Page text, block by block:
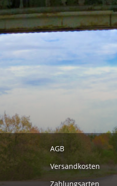
AGB
Versandkosten
Zahlungsarten